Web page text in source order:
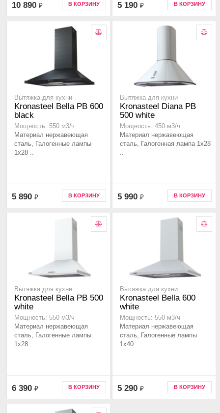
10 890 ₽ В КОРЗИНУ 5 190 ₽ В КОРЗИНУ
Вытяжка для кухни
Kronasteel Bella PB 600
black
Мощность: 550 м3/ч
Материал нержавеющая
сталь, Галогенные лампы
1x28 ..
5 890 ₽ В КОРЗИНУ
Вытяжка для кухни
Kronasteel Diana PB
500 white
Мощность: 450 м3/ч
Материал нержавеющая
сталь, Галогенная лампа 1x28
..
5 990 ₽ В КОРЗИНУ
Вытяжка для кухни
Kronasteel Bella PB 500
white
Мощность: 550 м3/ч
Материал нержавеющая
сталь, Галогенные лампы
1x28 ..
6 390 ₽ В КОРЗИНУ
Вытяжка для кухни
Kronasteel Bella 600
white
Мощность: 550 м3/ч
Материал нержавеющая
сталь, Галогенные лампы
1x40 ..
5 290 ₽ В КОРЗИНУ